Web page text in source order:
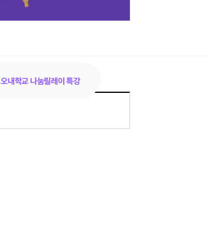
오내학교 나눔릴레이 특강